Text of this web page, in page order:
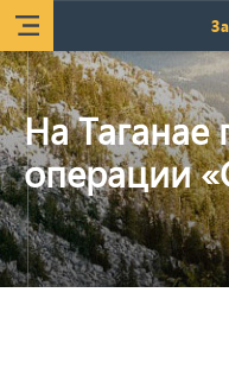
На Таганае
операции